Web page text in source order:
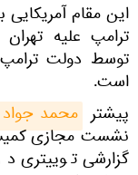
این مقام
ترامپ علیه
توسط دولت
است.
پیشتر محمد
گزارشی